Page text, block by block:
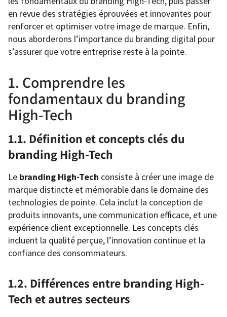
en revue des stratégies éprouvées et innovantes pour
renforcer et optimiser votre image de marque. Enfin,
nous aborderons l’importance du branding digital pour
s’assurer que votre entreprise reste à la pointe.
1. Comprendre les
fondamentaux du branding
High-Tech
1.1. Définition et concepts clés du
branding High-Tech
Le branding High-Tech consiste à créer une image de
marque distincte et mémorable dans le domaine des
technologies de pointe. Cela inclut la conception de
produits innovants, une communication efficace, et une
expérience client exceptionnelle. Les concepts clés
incluent la qualité perçue, l’innovation continue et la
confiance des consommateurs.
1.2. Différences entre branding High-
Tech et autres secteurs